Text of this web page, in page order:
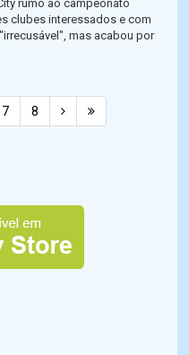
rumo ao campeonato
clubes interessados e com
mas acabou por
7 8